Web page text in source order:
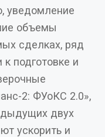
уведомление
сделках, ряд
двух
ускорить и